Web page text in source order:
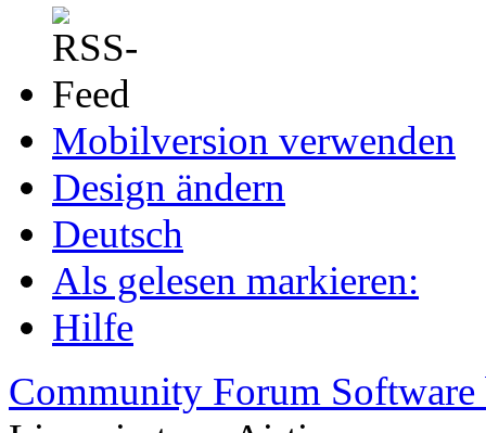
Mobilversion verwenden
Design ändern
Deutsch
Als gelesen markieren:
Hilfe
Community Forum Software